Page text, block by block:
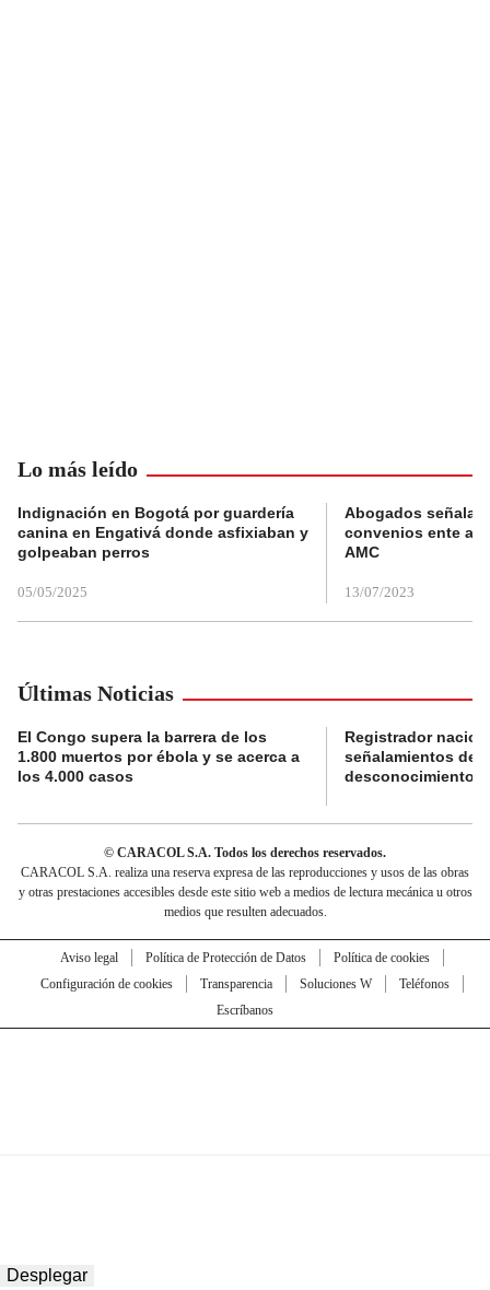
Lo más leído
Indignación en Bogotá por guardería
canina en Engativá donde asfixiaban y
golpeaban perros
05/05/2025
Abogados
convenios ente
AMC
13/07/2023
Últimas Noticias
El Congo supera la barrera de los
1.800 muertos por ébola y se acerca a
los 4.000 casos
Registrador
señalamientos de
desconocimiento
© CARACOL S.A. Todos los derechos reservados.
CARACOL S.A. realiza una reserva expresa de las reproducciones y usos de las obras
y otras prestaciones accesibles desde este sitio web a medios de lectura mecánica u otros
medios que resulten adecuados.
Aviso legal Política de Protección de Datos
Política de cookies
Configuración de cookies
Transparencia Soluciones W
Teléfonos
Escríbanos
Desplegar